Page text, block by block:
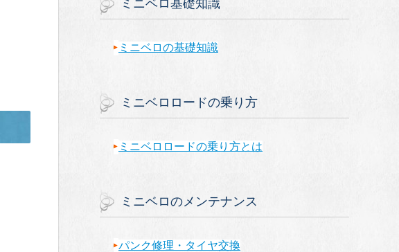
ミニベロ基礎知識
ミニベロの基礎知識
ミニベロロードの乗り方
ミニベロロードの乗り方とは
ミニベロのメンテナンス
パンク修理・タイヤ交換